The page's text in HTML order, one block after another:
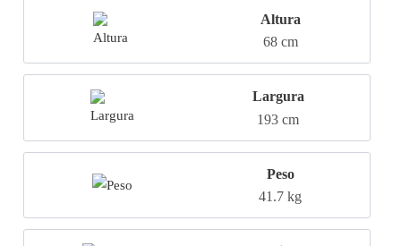
Altura
68 cm
Largura
193 cm
Peso
41.7 kg